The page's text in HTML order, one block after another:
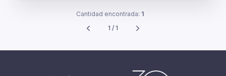
Cantidad encontrada: 1
1 / 1